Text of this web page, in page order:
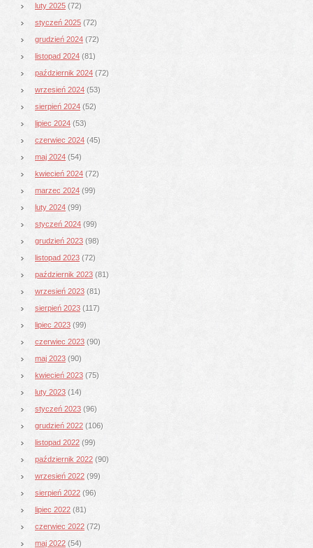
luty 2025 (72)
styczeń 2025 (72)
grudzień 2024 (72)
listopad 2024 (81)
październik 2024 (72)
wrzesień 2024 (53)
sierpień 2024 (52)
lipiec 2024 (53)
czerwiec 2024 (45)
maj 2024 (54)
kwiecień 2024 (72)
marzec 2024 (99)
luty 2024 (99)
styczeń 2024 (99)
grudzień 2023 (98)
listopad 2023 (72)
październik 2023 (81)
wrzesień 2023 (81)
sierpień 2023 (117)
lipiec 2023 (99)
czerwiec 2023 (90)
maj 2023 (90)
kwiecień 2023 (75)
luty 2023 (14)
styczeń 2023 (96)
grudzień 2022 (106)
listopad 2022 (99)
październik 2022 (90)
wrzesień 2022 (99)
sierpień 2022 (96)
lipiec 2022 (81)
czerwiec 2022 (72)
maj 2022 (54)